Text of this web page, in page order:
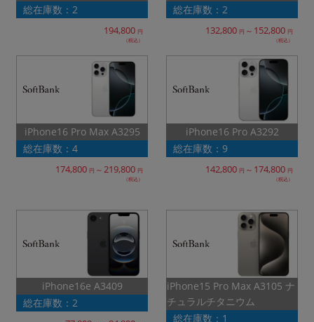
総在庫数：2
194,800 円
（税込）
総在庫数：2
132,800 円 ～ 152,800 円
（税込）
iPhone16 Pro Max A3295
総在庫数：4
174,800 円 ～ 219,800 円
（税込）
iPhone16 Pro A3292
総在庫数：9
142,800 円 ～ 174,800 円
（税込）
iPhone16e A3409
総在庫数：2
iPhone15 Pro Max A3105 ナ
チュラルチタニウム
総在庫数：1